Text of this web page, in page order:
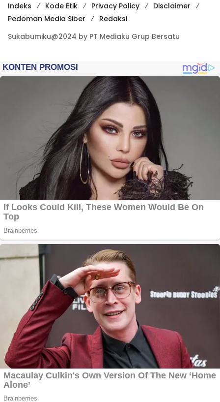
Indeks Kode Etik Privacy Policy
Disclaimer
Pedoman Media Siber
Redaksi
Sukabumiku@2024 by PT Mediaku Grup Bersatu